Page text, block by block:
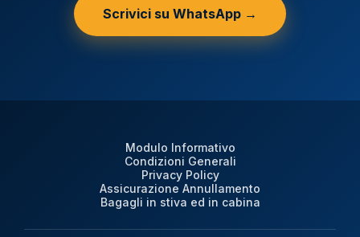
Scrivici su WhatsApp →
Modulo Informativo
Condizioni Generali
Privacy Policy
Assicurazione Annullamento
Bagagli in stiva ed in cabina